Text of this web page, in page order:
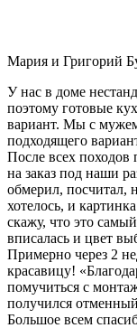
Мария и Григорий
У нас в доме
поэтому готовые
вариант. Мы с
подходящего
После всех
на заказ под наши
обмерил, посчитал,
хотелось, и
скажу, что это
вписалась и цвет
Примерно через 2
красавицу!
помучиться с
получился
Большое всем